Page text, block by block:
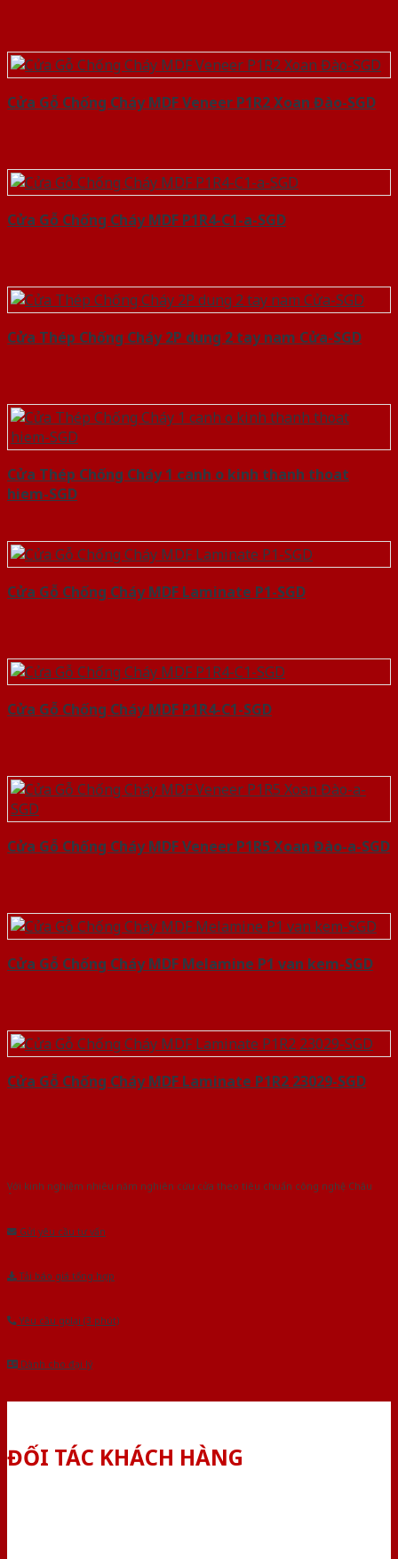
Cửa Gỗ Chống Cháy MDF Veneer P1R2 Xoan Đào-SGD
Cửa Gỗ Chống Cháy MDF P1R4-C1-a-SGD
Cửa Thép Chống Cháy 2P dung 2 tay nam Cửa-SGD
Cửa Thép Chống Cháy 1 canh o kinh thanh thoat
hiem-SGD
Cửa Gỗ Chống Cháy MDF Laminate P1-SGD
Cửa Gỗ Chống Cháy MDF P1R4-C1-SGD
Cửa Gỗ Chống Cháy MDF Veneer P1R5 Xoan Đào-a-SGD
Cửa Gỗ Chống Cháy MDF Melamine P1 van kem-SGD
Cửa Gỗ Chống Cháy MDF Laminate P1R2 23029-SGD
Với kinh nghiệm nhiêu năm nghiên cứu cửa theo tiêu chuẩn công nghệ Châu
Gửi yêu cầu tư vấn
Tải báo giá tổng hợp
Yêu cầu gọi lại (3 phút)
Dành cho đại lý
ĐỐI TÁC KHÁCH HÀNG